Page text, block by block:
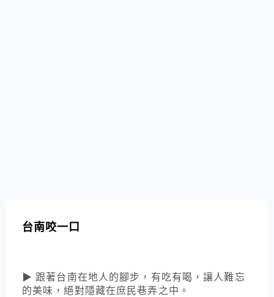
台南咬一口
▶ 跟著台南在地人的腳步，有吃有喝，讓人難忘
的美味，絕對隱藏在庶民巷弄之中。